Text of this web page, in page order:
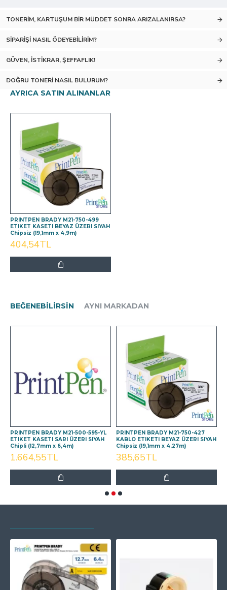
TONERIM, KARTUŞUM BIR MÜDDET SONRA ARIZALANIRSA?
SIPARIŞI NASIL ÖDEYEBILIRIM?
GÜVEN, İSTIKRAR, ŞEFFAFLIK!
DOĞRU TONERI NASIL BULURUM?
AYRICA SATIN ALINANLAR
PRINTPEN BRADY M21-750-499
ETIKET KASETI BEYAZ ÜZERI SIYAH
Chipsiz (19,1mm x 4,9m)
404,54TL
BEĞENEBILIRSIN AYNI MARKADAN
PRINTPEN BRADY M21-500-595-YL
ETIKET KASETI SARI ÜZERI SIYAH
Chipli (12,7mm x 6,4m)
1.664,55TL
PRINTPEN BRADY M21-750-427
KABLO ETIKETI BEYAZ ÜZERI SIYAH
Chipsiz (19,1mm x 4,27m)
385,65TL